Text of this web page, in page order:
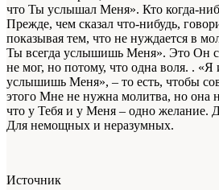
что Ты услышал Меня». Кто когда-
Прежде, чем сказал что-нибудь,
показывая тем, что не нуждается в
Ты всегда услышишь Меня». Это Он
не мог, но потому, что одна воля. . «Я
услышишь Меня», – то есть, чтобы
этого Мне не нужна молитва, но она
что у Тебя и у Меня – одно желание.
Для немощных и неразумных.
Источник